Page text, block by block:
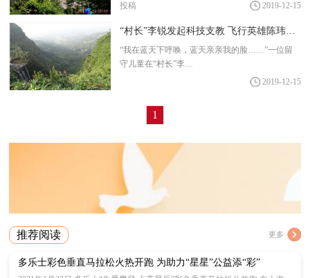
投稿
2019-12-15
“我在蓝天下呼唤，蓝天亲亲我的脸……”一位留
守儿童在“村长”李…
2019-12-15
1
推荐阅读 更多
多乐士彩色垂直马拉松火热开跑 为助力“星星”公益添“彩”